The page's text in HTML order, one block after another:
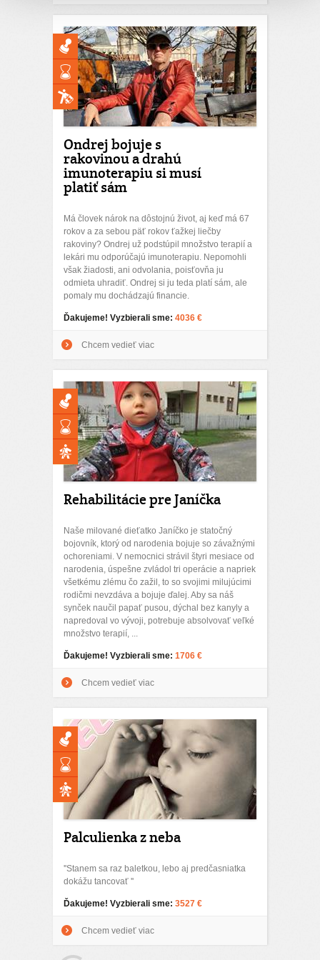
Ondrej bojuje s
rakovinou a drahú
imunoterapiu si musí
platiť sám
Má človek nárok na dôstojnú život, aj keď má 67
rokov a za sebou päť rokov ťažkej liečby
rakoviny? Ondrej už podstúpil množstvo terapií a
lekári mu odporúčajú imunoterapiu. Nepomohli
však žiadosti, ani odvolania, poisťovňa ju
odmieta uhradiť. Ondrej si ju teda platí sám, ale
pomaly mu dochádzajú financie.
Ďakujeme! Vyzbierali sme: 4036 €
Chcem vedieť viac
Rehabilitácie pre Janíčka
Naše milované dieťatko Janíčko je statočný
bojovník, ktorý od narodenia bojuje so závažnými
ochoreniami. V nemocnici strávil štyri mesiace od
narodenia, úspešne zvládol tri operácie a napriek
všetkému zlému čo zažil, to so svojimi milujúcimi
rodičmi nevzdáva a bojuje ďalej. Aby sa náš
synček naučil papať pusou, dýchal bez kanyly a
napredoval vo vývoji, potrebuje absolvovať veľké
množstvo terapií, ...
Ďakujeme! Vyzbierali sme: 1706 €
Chcem vedieť viac
Palculienka z neba
''Stanem sa raz baletkou, lebo aj predčasniatka
dokážu tancovať ''
Ďakujeme! Vyzbierali sme: 3527 €
Chcem vedieť viac